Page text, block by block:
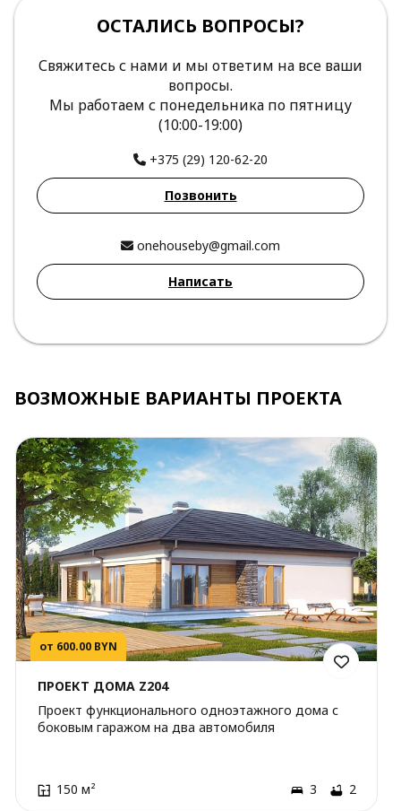
ОСТАЛИСЬ ВОПРОСЫ?
Свяжитесь с нами и мы ответим на все ваши
вопросы.
Мы работаем с понедельника по пятницу
(10:00-19:00)
+375 (29) 120-62-20
Позвонить
onehouseby@gmail.com
Написать
ВОЗМОЖНЫЕ ВАРИАНТЫ ПРОЕКТА
от 600.00 BYN
ПРОЕКТ ДОМА Z204
Проект функционального одноэтажного дома с
боковым гаражом на два автомобиля
150 м² 3 2